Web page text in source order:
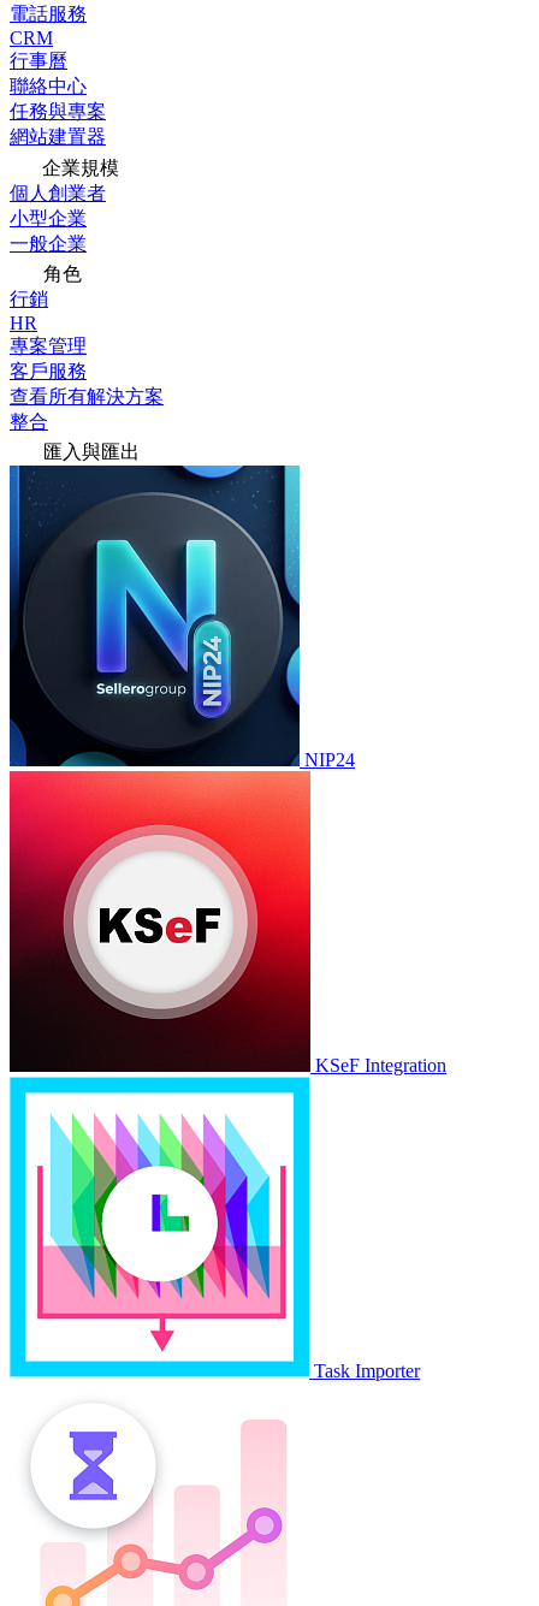
電話服務
CRM
行事曆
聯絡中心
任務與專案
網站建置器
企業規模
個人創業者
小型企業
一般企業
角色
行銷
HR
專案管理
客戶服務
查看所有解決方案
整合
匯入與匯出
NIP24
KSeF Integration
Task Importer